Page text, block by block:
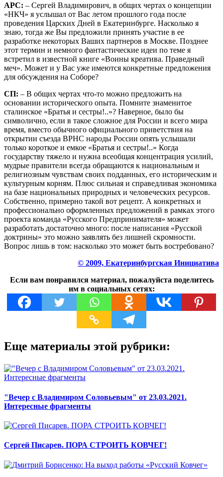
АРС: – Сергей Владимирович, в общих чертах о концепции
«НКЧ» я услышал от Вас летом прошлого года после
проведения Царских Дней в Екатеринбурге. Насколько я
знаю, тогда же Вы предложили принять участие в ее
разработке некоторых Ваших партнеров в Москве. Позднее
этот термин и немного фантастические идеи по теме я
встретил в известной книге «Воины креатива. Праведный
меч». Может и у Вас уже имеются конкретные предложения
для обсуждения на Соборе?
СП: – В общих чертах что-то можно предложить на
основании исторического опыта. Помните знаменитое
сталинское «Братья и сестры!..»? Наверное, было бы
символично, если в такое сложное для России и всего мира
время, вместо обычного официального приветствия на
открытии съезда ВРНС народы России опять услышали
только короткое и емкое «Братья и сестры!..» Когда
государству тяжело и нужна всеобщая концентрация усилий,
мудрые правители всегда обращаются к национальным и
религиозным чувствам своих подданных, его историческим и
культурным корням. Плюс сильная и справедливая экономика
на базе национальных природных и человеческих ресурсов.
Собственно, примерно такой вот рецепт. А конкретных и
профессионально оформленных предложений в рамках этого
проекта команда «Русского Предпринимателя» может
разработать достаточно много: после написания «Русской
доктрины» это можно заявлять без лишней скромности.
Вопрос лишь в том: насколько это может быть востребовано?
© 2009, Екатеринбургская Инициатива
Если вам понравился материал, пожалуйста поделитесь
им в социальных сетях:
Еще материалы этой рубрики:
"Вечер с Владимиром Соловьевым" от 23.03.2021.
Интересные фрагменты
Сергей Писарев. ПОРА СТРОИТЬ КОВЧЕГ!